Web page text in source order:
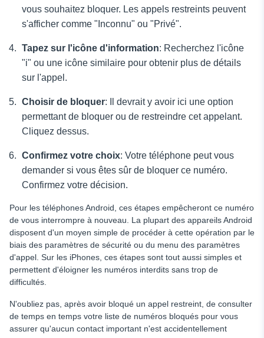
vous souhaitez bloquer. Les appels restreints peuvent
s'afficher comme "Inconnu" ou "Privé".
Tapez sur l'icône d'information: Recherchez l'icône
"i" ou une icône similaire pour obtenir plus de détails
sur l'appel.
Choisir de bloquer: Il devrait y avoir ici une option
permettant de bloquer ou de restreindre cet appelant.
Cliquez dessus.
Confirmez votre choix: Votre téléphone peut vous
demander si vous êtes sûr de bloquer ce numéro.
Confirmez votre décision.
Pour les téléphones Android, ces étapes empêcheront ce numéro
de vous interrompre à nouveau. La plupart des appareils Android
disposent d'un moyen simple de procéder à cette opération par le
biais des paramètres de sécurité ou du menu des paramètres
d'appel. Sur les iPhones, ces étapes sont tout aussi simples et
permettent d'éloigner les numéros interdits sans trop de
difficultés.
N'oubliez pas, après avoir bloqué un appel restreint, de consulter
de temps en temps votre liste de numéros bloqués pour vous
assurer qu'aucun contact important n'est accidentellement